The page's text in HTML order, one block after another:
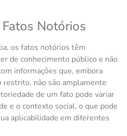
Notórios
os fatos notórios têm
de conhecimento público e não
informações que, embora
restrito, não são amplamente
de um fato pode variar
e o contexto social, o que pode
aplicabilidade em diferentes